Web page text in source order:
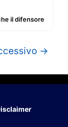
il difensore
→